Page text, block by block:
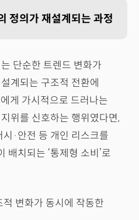
정의가 재설계되는 과정
단순한 트렌드 변화가
계되는 구조적 전환에
게 가시적으로 드러나는
위를 신호하는 행위였다면,
·안전 등 개인 리스크를
배치되는 ‘통제형 소비’로
변화가 동시에 작동한